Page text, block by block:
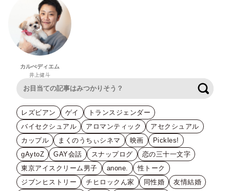
カルぺディエム
井上健斗
レズビアン ゲイ
トランスジェンダー
バイセクシュアル
アロマンティック
アセクシュアル
カップル
まくのうちぃシネマ 映画
Pickles!
gAytoZ
GAY会話 スナップログ
恋の三十一文字
東京アイスクリーム男子
anone.
性トーク
ジブンヒストリー
チヒロックん家 同性婚
友情結婚